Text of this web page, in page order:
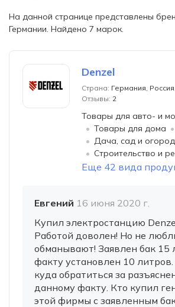
На данной странице представлены
Германии. Найдено 7 марок.
Denzel
Страна: Германия,
Отзывы: 2
Товары для авто- и
Товары для дома
Дача, сад и огород
Строительство и
Еще 42 вида
Евгений 16 июня 2020 г.
Купил электростанцию
Работой доволен! Но не
обманывают! Заявлен бак 15
факту установлен 10
куда обратиться за
данному факту. Кто купил
этой фирмы с заявленным